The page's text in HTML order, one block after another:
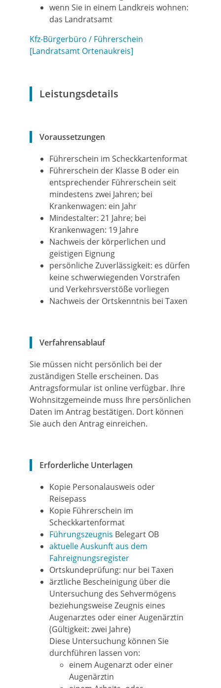
wenn Sie in einem Landkreis wohnen:
das Landratsamt
Kfz-Bürgerbüro / Führerschein
[Landratsamt Ortenaukreis]
Leistungsdetails
Voraussetzungen
Führerschein im Scheckkartenformat
Führerschein der Klasse B oder ein
entsprechender Führerschein seit
mindestens zwei Jahren; bei
Krankenwagen: ein Jahr
Mindestalter: 21 Jahre; bei
Krankenwagen: 19 Jahre
Nachweis der körperlichen und
geistigen Eignung
persönliche Zuverlässigkeit: es dürfen
keine schwerwiegenden Vorstrafen
und Verkehrsverstöße vorliegen
Nachweis der Ortskenntnis bei Taxen
Verfahrensablauf
Sie müssen nicht persönlich bei der
zuständigen Stelle erscheinen. Das
Antragsformular ist online verfügbar. Ihre
Wohnsitzgemeinde muss Ihre persönlichen
Daten im Antrag bestätigen. Dort können
Sie auch den Antrag einreichen.
Erforderliche Unterlagen
Kopie Personalausweis oder
Reisepass
Kopie Führerschein im
Scheckkartenformat
Führungszeugnis Belegart OB
aktuelle Auskunft aus dem
Fahreignungsregister
Ortskundeprüfung: nur bei Taxen
ärztliche Bescheinigung über die
Untersuchung des Sehvermögens
beziehungsweise Zeugnis eines
Augenarztes oder einer Augenärztin
(Gültigkeit: zwei Jahre)
Diese Untersuchung können Sie
durchführen lassen von:
einem Augenarzt oder einer
Augenärztin